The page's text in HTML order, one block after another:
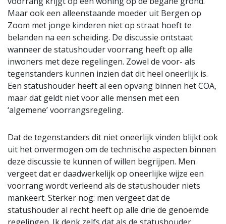
Maar ook een alleenstaande moeder uit Bergen op
Zoom met jonge kinderen niet op straat hoeft te
belanden na een scheiding. De discussie ontstaat
wanneer de statushouder voorrang heeft op alle
inwoners met deze regelingen. Zowel de voor- als
tegenstanders kunnen inzien dat dit heel oneerlijk is.
Een statushouder heeft al een opvang binnen het COA,
maar dat geldt niet voor alle mensen met een
‘algemene’ voorrangsregeling.
Dat de tegenstanders dit niet oneerlijk vinden blijkt ook
uit het onvermogen om de technische aspecten binnen
deze discussie te kunnen of willen begrijpen. Men
vergeet dat er daadwerkelijk op oneerlijke wijze een
voorrang wordt verleend als de statushouder niets
mankeert. Sterker nog: men vergeet dat de
statushouder al recht heeft op alle drie de genoemde